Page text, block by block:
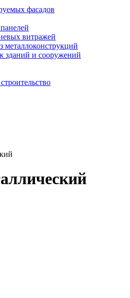
фасадов
витражей
металлоконструкций
зданий и сооружений